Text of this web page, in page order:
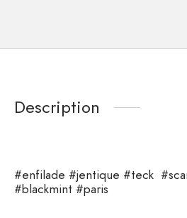
Description
#enfilade #jentique #teck
#blackmint #paris